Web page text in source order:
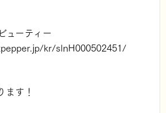
ューティー
kr/slnH000502451/
ます！